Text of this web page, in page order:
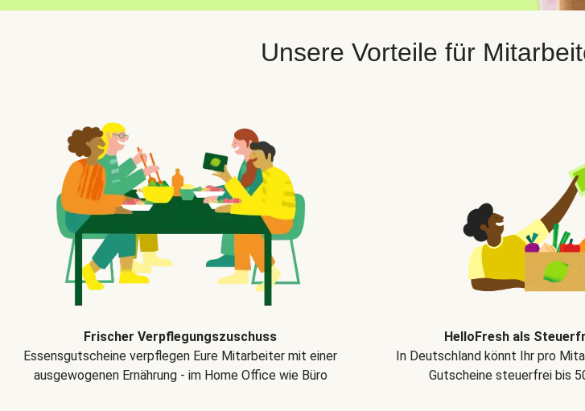
Unsere Vorteile für
Frischer Verpflegungszuschuss
Essensgutscheine verpflegen Eure Mitarbeiter mit einer
ausgewogenen Ernährung - im Home Office wie Büro
HelloFresh als
In Deutschland könnt Ihr pro
Gutscheine steuerfrei bis